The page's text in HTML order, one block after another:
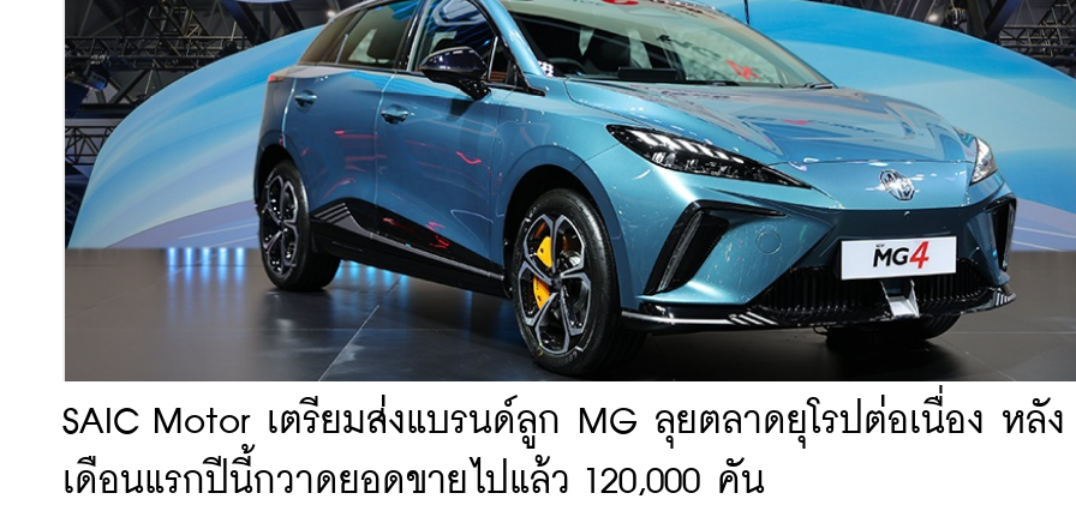
SAIC Motor เตรียมส่งแบรนด์ลูก MG ลุยตลาดยุโรปต่อเนื่อง หลัง
เดือนแรกปีนี้กวาดยอดขายไปแล้ว 120,000 คัน